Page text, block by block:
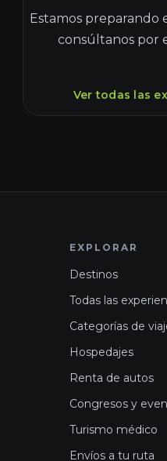
Estamos preparando
consúltanos por
Ver todas las
EXPLORAR
Destinos
Todas las
Categorías de
Hospedajes
Renta de autos
Congresos y
Turismo médico
Envíos a tu ruta